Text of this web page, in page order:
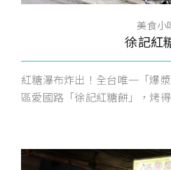
美食小
徐記紅
紅糖瀑布炸出！全台唯一「爆
區愛國路「徐記紅糖餅」，烤